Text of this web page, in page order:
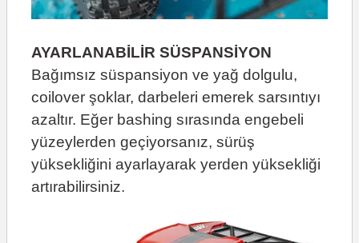
AYARLANABİLİR SÜSPANSİYON
Bağımsız süspansiyon ve yağ dolgulu,
coilover şoklar, darbeleri emerek sarsıntıyı
azaltır. Eğer bashing sırasında engebeli
yüzeylerden geçiyorsanız, sürüş
yüksekliğini ayarlayarak yerden yüksekliği
artırabilirsiniz.